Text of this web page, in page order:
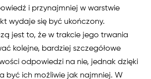
i przynajmniej w warstwie
wydaje się być ukończony.
jest to, że w trakcie jego trwania
kolejne, bardziej szczegółowe
odpowiedzi na nie, jednak dzięki
być ich możliwie jak najmniej. W